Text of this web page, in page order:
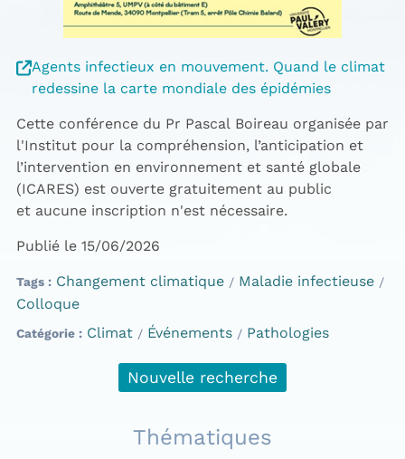
Agents infectieux en mouvement. Quand le climat
redessine la carte mondiale des épidémies
Cette conférencedu Pr Pascal Boireau organisée par
l'Institut pour la compréhension, l’anticipation et
l’intervention en environnement et santé globale
(ICARES) estouverte gratuitement au public
etaucune inscription n'est nécessaire.
Publié le 15/06/2026
Tags Changement climatique
Maladie infectieuse
Colloque
Catégorie Climat Événements Pathologies
Nouvelle recherche
Thématiques